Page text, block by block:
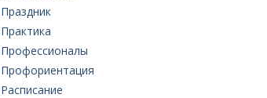
Праздник
Практика
Профессионалы
Профориентация
Расписание